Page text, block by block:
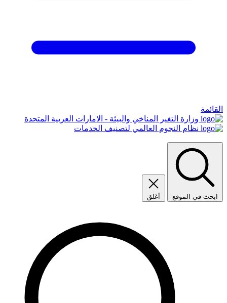
القائمة
وزارة التغير المناخي والبيئة - الامارات العربية المتحدة
نظام النجوم العالمي لتصنيف الخدمات
ابحث في الموقع أغلق